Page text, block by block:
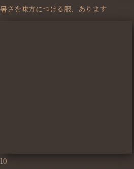
暑さを味方につける服、あります
10